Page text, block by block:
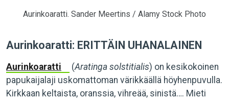
Aurinkoaratti. Sander Meertins / Alamy Stock Photo
Aurinkoaratti: ERITTÄIN UHANALAINEN
Aurinkoaratti (Aratinga solstitialis) on kesikokoinen
papukaijalaji uskomattoman värikkäällä höyhenpuvulla.
Kirkkaan keltaista, oranssia, vihreää, sinistä…. Mieti